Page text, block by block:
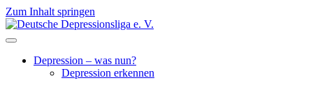
Zum Inhalt springen
Depression – was nun?
Depression erkennen